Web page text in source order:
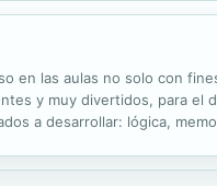
en las aulas no solo con
y muy divertidos, para el
a desarrollar: lógica,